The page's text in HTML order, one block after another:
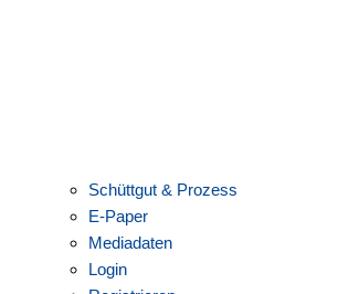
Schüttgut & Prozess
E-Paper
Mediadaten
Login